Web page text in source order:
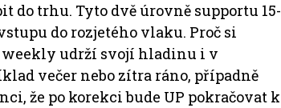
do trhu. Tyto dvě úrovně supportu 15-
do rozjetého vlaku. Proč si
weekly udrží svojí hladinu i v
večer nebo zítra ráno, případně
že po korekci bude UP pokračovat k